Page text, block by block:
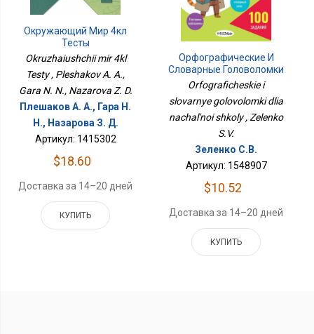
Окружающий Мир 4кл
Тесты
Okruzhaiushchii mir 4kl
Testy , Pleshakov A. A.,
Gara N. N., Nazarova Z. D.
Плешаков А. А., Гара Н.
Н., Назарова З. Д.
Артикул: 1415302
$18.60
Доставка за 14–20 дней
КУПИТЬ
Орфографические И
Словарные Головоломки
Для Начальной Школы
Orfograficheskie i
slovarnye golovolomki dlia
nachal'noi shkoly , Zelenko
S.V.
Зеленко С.В.
Артикул: 1548907
$10.52
Доставка за 14–20 дней
КУПИТЬ